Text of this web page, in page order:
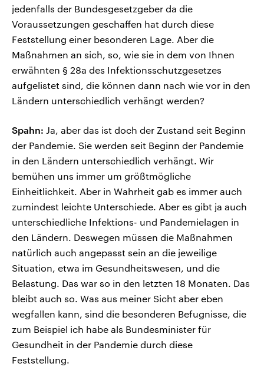
jedenfalls der Bundesgesetzgeber da die
Voraussetzungen geschaffen hat durch diese
Feststellung einer besonderen Lage. Aber die
Maßnahmen an sich, so, wie sie in dem von Ihnen
erwähnten § 28a des Infektionsschutzgesetzes
aufgelistet sind, die können dann nach wie vor in den
Ländern unterschiedlich verhängt werden?
Spahn: Ja, aber das ist doch der Zustand seit Beginn
der Pandemie. Sie werden seit Beginn der Pandemie
in den Ländern unterschiedlich verhängt. Wir
bemühen uns immer um größtmögliche
Einheitlichkeit. Aber in Wahrheit gab es immer auch
zumindest leichte Unterschiede. Aber es gibt ja auch
unterschiedliche Infektions- und Pandemielagen in
den Ländern. Deswegen müssen die Maßnahmen
natürlich auch angepasst sein an die jeweilige
Situation, etwa im Gesundheitswesen, und die
Belastung. Das war so in den letzten 18 Monaten. Das
bleibt auch so. Was aus meiner Sicht aber eben
wegfallen kann, sind die besonderen Befugnisse, die
zum Beispiel ich habe als Bundesminister für
Gesundheit in der Pandemie durch diese
Feststellung.